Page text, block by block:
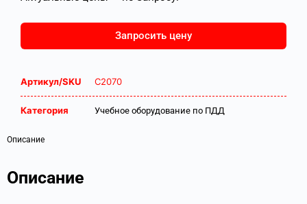
Запросить цену
Артикул/SKU С2070
Категория Учебное оборудование по ПДД
Описание
Описание